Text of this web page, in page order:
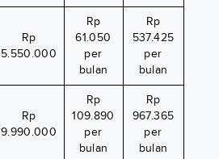
Rp
5.550.000
Rp
61.050
per
bulan
Rp
537.425
per
bulan
Rp
9.990.000
Rp
109.890
per
bulan
Rp
967.365
per
bulan